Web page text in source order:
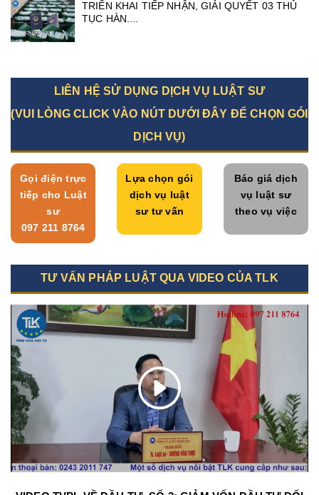
TRIỂN KHAI TIẾP NHẬN, GIẢI QUYẾT 03 THỦ
TỤC HÀN....
LIÊN HỆ SỬ DỤNG DỊCH VỤ LUẬT SƯ
(VUI LÒNG CLICK VÀO NÚT DƯỚI ĐÂY ĐỂ CHỌN GÓI
DỊCH VỤ)
Gọi điện trực
tiếp cho Luật
sư
097 211 8764
Lựa chọn gói
dịch vụ luật
sư tư vấn
Báo giá dịch
vụ luật sư
theo vụ việc
TƯ VẤN PHÁP LUẬT QUA VIDEO CỦA TLK